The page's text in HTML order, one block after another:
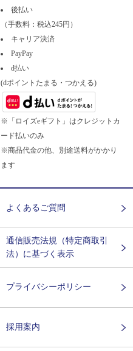
後払い
（手数料：税込245円）
キャリア決済
PayPay
d払い
(dポイントたまる・つかえる)
※「ロイズeギフト」はクレジットカ
ード払いのみ
※商品代金の他、別途送料がかかり
ます
よくあるご質問
通信販売法規（特定商取引
法）に基づく表示
プライバシーポリシー
採用案内